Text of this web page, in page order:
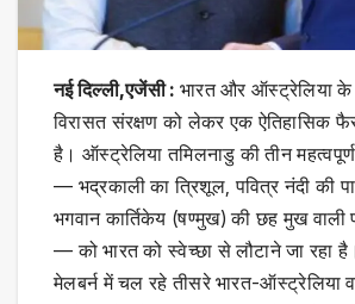
नई दिल्ली,एजेंसी : भारत और ऑस्ट्रेलिया
विरासत संरक्षण को लेकर एक ऐतिहासिक
है। ऑस्ट्रेलिया तमिलनाडु की तीन महत्वपूर्ण
— भद्रकाली का त्रिशूल, पवित्र नंदी की
भगवान कार्तिकेय (षण्मुख) की छह मुख वाली
— को भारत को स्वेच्छा से लौटाने जा रहा
मेलबर्न में चल रहे तीसरे भारत-ऑस्ट्रेलिया